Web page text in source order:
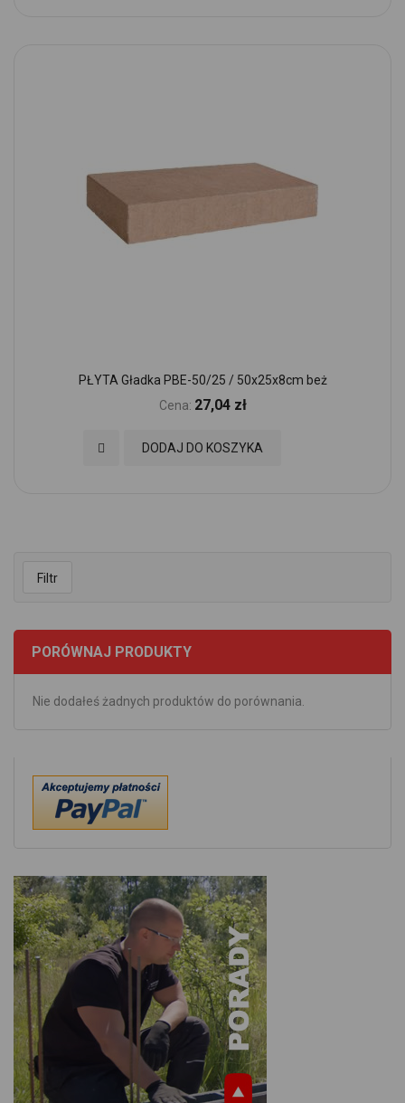
PŁYTA Gładka PBE-50/25 / 50x25x8cm beż
Cena: 27,04 zł
DODAJ DO KOSZYKA
Dodaj do Ulubionych
Filtr
PORÓWNAJ PRODUKTY
Nie dodałeś żadnych produktów do porównania.